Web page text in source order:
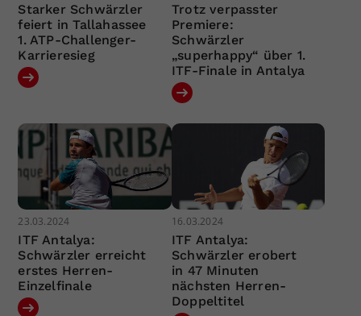
Starker Schwärzler
feiert in Tallahassee
1. ATP-Challenger-
Karrieresieg
Trotz verpasster
Premiere:
Schwärzler
„superhappy“ über 1.
ITF-Finale in Antalya
23.03.2024
ITF Antalya:
Schwärzler erreicht
erstes Herren-
Einzelfinale
16.03.2024
ITF Antalya:
Schwärzler erobert
in 47 Minuten
nächsten Herren-
Doppeltitel